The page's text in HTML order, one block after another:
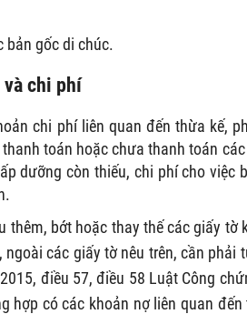
bản gốc di chúc.
chi phí
chi phí liên quan đến thừa kế,
toán hoặc chưa thanh toán
dưỡng còn thiếu, chi phí cho việc
thêm, bớt hoặc thay thế các giấy tờ
các giấy tờ nêu trên, cần phải
điều 57, điều 58 Luật Công
hợp có các khoản nợ liên quan